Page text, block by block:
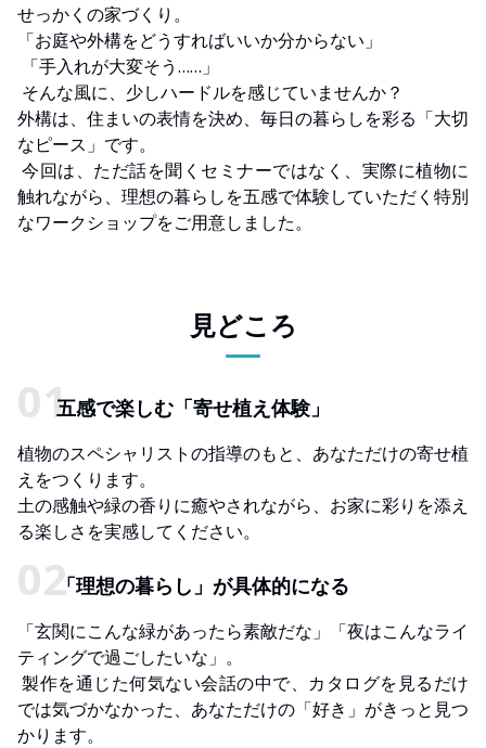
せっかくの家づくり。
「お庭や外構をどうすればいいか分からない」
「手入れが大変そう……」
そんな風に、少しハードルを感じていませんか？
外構は、住まいの表情を決め、毎日の暮らしを彩る「大切
なピース」です。
今回は、ただ話を聞くセミナーではなく、実際に植物に
触れながら、理想の暮らしを五感で体験していただく特別
なワークショップをご用意しました。
見どころ
五感で楽しむ「寄せ植え体験」
植物のスペシャリストの指導のもと、あなただけの寄せ植
えをつくります。
土の感触や緑の香りに癒やされながら、お家に彩りを添え
る楽しさを実感してください。
「理想の暮らし」が具体的になる
「玄関にこんな緑があったら素敵だな」「夜はこんなライ
ティングで過ごしたいな」。
製作を通じた何気ない会話の中で、カタログを見るだけ
では気づかなかった、あなただけの「好き」がきっと見つ
かります。